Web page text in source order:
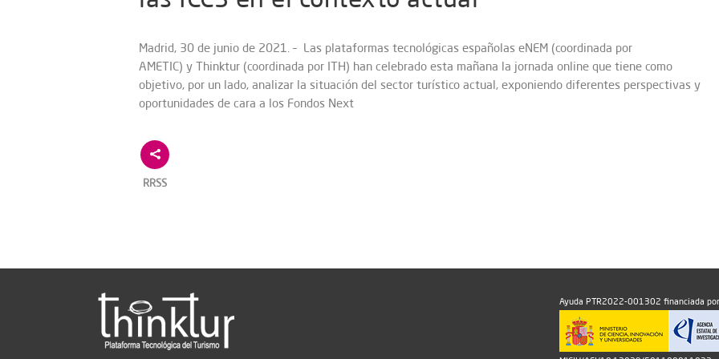
Madrid, 30 de junio de 2021. – Las plataformas tecnológicas españolas eNEM (coordinada por
AMETIC) y Thinktur (coordinada por ITH) han celebrado esta mañana la jornada online que tiene como
objetivo, por un lado, analizar la situación del sector turístico actual, exponiendo diferentes perspectivas y
oportunidades de cara a los Fondos Next
RRSS
Ayuda PTR2022-001302 financiada